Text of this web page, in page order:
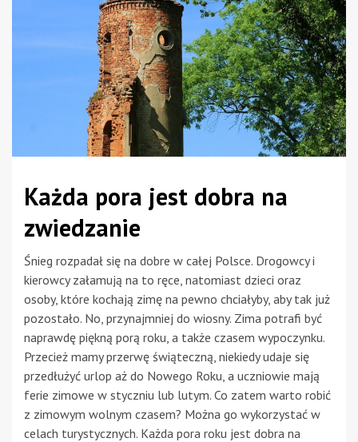
Każda pora jest dobra na
zwiedzanie
Śnieg rozpadał się na dobre w całej Polsce. Drogowcy i
kierowcy załamują na to ręce, natomiast dzieci oraz
osoby, które kochają zimę na pewno chciałyby, aby tak już
pozostało. No, przynajmniej do wiosny. Zima potrafi być
naprawdę piękną porą roku, a także czasem wypoczynku.
Przecież mamy przerwę świąteczną, niekiedy udaje się
przedłużyć urlop aż do Nowego Roku, a uczniowie mają
ferie zimowe w styczniu lub lutym. Co zatem warto robić
z zimowym wolnym czasem? Można go wykorzystać w
celach turystycznych. Każda pora roku jest dobra na